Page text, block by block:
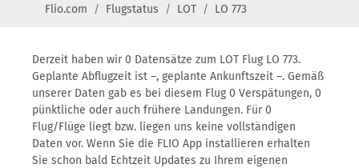
Flio.com Flugstatus LOT LO 773
Derzeit haben wir 0 Datensätze zum LOT Flug LO 773.
Geplante Abflugzeit ist –, geplante Ankunftszeit –. Gemäß
unserer Daten gab es bei diesem Flug 0 Verspätungen, 0
pünktliche oder auch frühere Landungen. Für 0
Flug/Flüge liegt bzw. liegen uns keine vollständigen
Daten vor. Wenn Sie die FLIO App installieren erhalten
Sie schon bald Echtzeit Updates zu Ihrem eigenen